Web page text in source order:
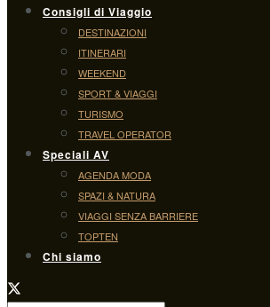
Consigli di Viaggio
DESTINAZIONI
ITINERARI
WEEKEND
SPORT & VIAGGI
TURISMO
TRAVEL OPERATOR
Speciali AV
AGENDA MODA
SPAZI & NATURA
VIAGGI SENZA BARRIERE
TOPTEN
Chi siamo